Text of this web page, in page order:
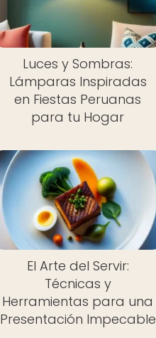
Luces y Sombras:
Lámparas Inspiradas
en Fiestas Peruanas
para tu Hogar
El Arte del Servir:
Técnicas y
Herramientas para una
Presentación Impecable